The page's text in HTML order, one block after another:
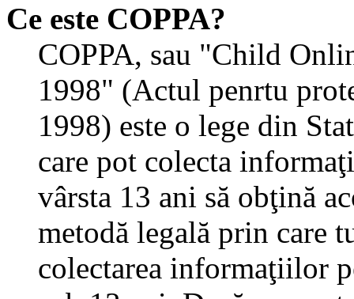
Ce este COPPA?
COPPA, sau "Child
1998" (Actul penrtu
1998) este o lege din
care pot colecta
vârsta 13 ani să obţină
metodă legală prin care
colectarea informaţiilor